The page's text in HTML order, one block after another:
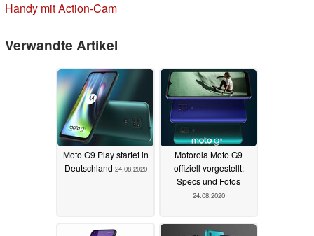
Handy mit Action-Cam
Verwandte Artikel
Moto G9 Play startet in
Deutschland 24.08.2020
Motorola Moto G9
offiziell vorgestellt:
Specs und Fotos
24.08.2020